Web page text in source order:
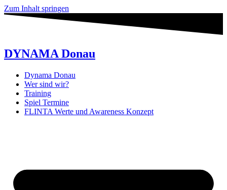
Zum Inhalt springen
DYNAMA Donau
Dynama Donau
Wer sind wir?
Training
Spiel Termine
FLINTA Werte und Awareness Konzept